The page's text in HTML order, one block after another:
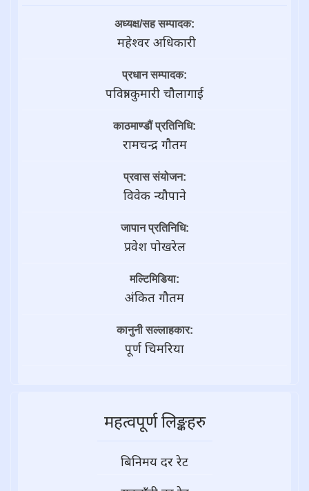
अध्यक्ष/सह सम्पादक:
महेश्वर अधिकारी
प्रधान सम्पादक:
पवित्रा कुमारी चौलागाई
काठमाण्डौं प्रतिनिधि:
रामचन्द्र गाैतम
प्रवास संयोजन:
विवेक न्यौपाने
जापान प्रतिनिधि:
प्रवेश पोखरेल
मल्टिमिडिया:
अंकित गौतम
कानुनी सल्लाहकार:
पूर्ण चिमरिया
महत्वपूर्ण लिङ्कहरु
बिनिमय दर रेट